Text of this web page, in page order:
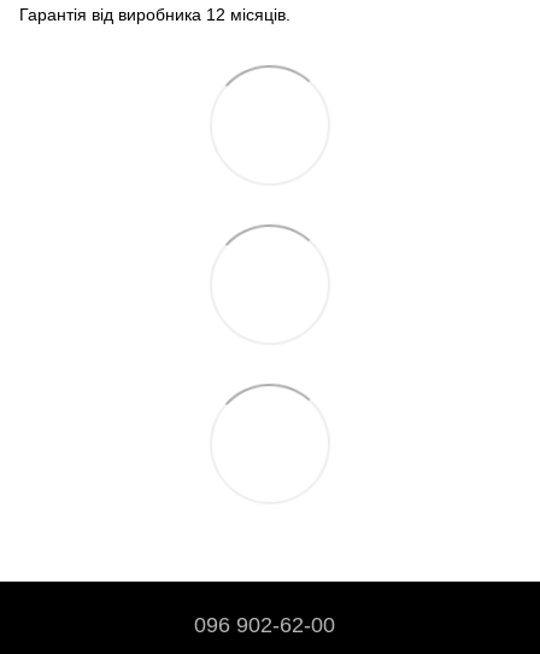
Гарантія від виробника 12 місяців.
096 902-62-00